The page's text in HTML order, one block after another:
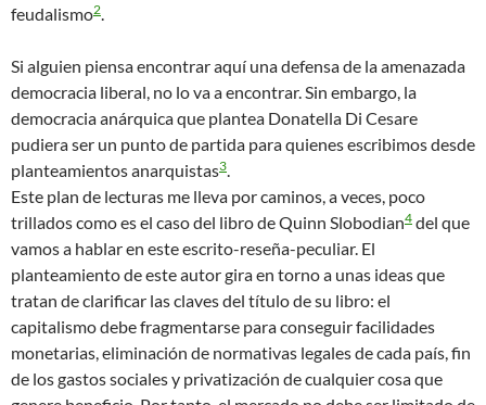
feudalismo2.
Si alguien piensa encontrar aquí una defensa de la amenazada
democracia liberal, no lo va a encontrar. Sin embargo, la
democracia anárquica que plantea Donatella Di Cesare
pudiera ser un punto de partida para quienes escribimos desde
planteamientos anarquistas3.
Este plan de lecturas me lleva por caminos, a veces, poco
trillados como es el caso del libro de Quinn Slobodian4 del que
vamos a hablar en este escrito-reseña-peculiar. El
planteamiento de este autor gira en torno a unas ideas que
tratan de clarificar las claves del título de su libro: el
capitalismo debe fragmentarse para conseguir facilidades
monetarias, eliminación de normativas legales de cada país, fin
de los gastos sociales y privatización de cualquier cosa que